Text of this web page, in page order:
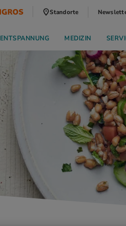
Standorte
ENTSPANNUNG MEDIZIN